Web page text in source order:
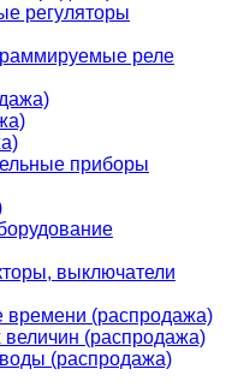
регуляторы
реле
приборы
выключатели
времени (распродажа)
величин (распродажа)
(распродажа)